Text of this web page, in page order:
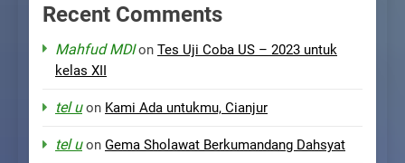
Recent Comments
Mahfud MDIon Tes Uji Coba US – 2023 untuk
kelas XII
tel uon Kami Ada untukmu, Cianjur
tel uon Gema Sholawat Berkumandang Dahsyat